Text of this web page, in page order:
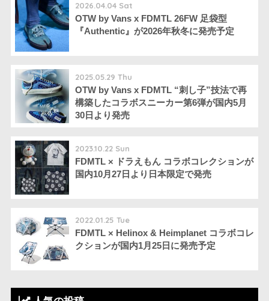
2026.04.04 Sat
OTW by Vans x FDMTL 26FW 足袋型
『Authentic』が2026年秋冬に発売予定
2025.05.29 Thu
OTW by Vans x FDMTL “刺し子”技法で再
構築したコラボスニーカー第6弾が国内5月
30日より発売
2023.10.22 Sun
FDMTL × ドラえもん コラボコレクションが
国内10月27日より日本限定で発売
2022.01.25 Tue
FDMTL × Helinox & Heimplanet コラボコレ
クションが国内1月25日に発売予定